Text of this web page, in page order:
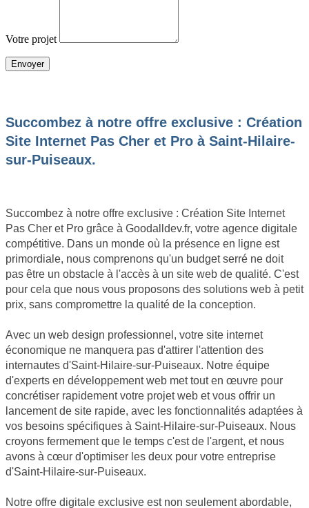
Votre projet
Succombez à notre offre exclusive : Création
Site Internet Pas Cher et Pro à Saint-Hilaire-
sur-Puiseaux.
Succombez à notre offre exclusive : Création Site Internet
Pas Cher et Pro grâce à Goodalldev.fr, votre agence digitale
compétitive. Dans un monde où la présence en ligne est
primordiale, nous comprenons qu'un budget serré ne doit
pas être un obstacle à l'accès à un site web de qualité. C'est
pour cela que nous vous proposons des solutions web à petit
prix, sans compromettre la qualité de la conception.
Avec un web design professionnel, votre site internet
économique ne manquera pas d'attirer l'attention des
internautes d'Saint-Hilaire-sur-Puiseaux. Notre équipe
d'experts en développement web met tout en œuvre pour
concrétiser rapidement votre projet web et vous offrir un
lancement de site rapide, avec les fonctionnalités adaptées à
vos besoins spécifiques à Saint-Hilaire-sur-Puiseaux. Nous
croyons fermement que le temps c'est de l'argent, et nous
avons à cœur d'optimiser les deux pour votre entreprise
d'Saint-Hilaire-sur-Puiseaux.
Notre offre digitale exclusive est non seulement abordable,